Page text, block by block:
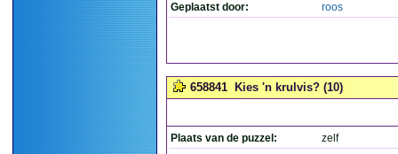
Geplaatst door: roos
658841 Kies 'n krulvis? (10)
Plaats van de puzzel:
zelf